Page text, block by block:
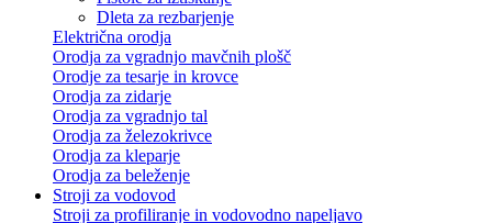
Dleta za rezbarjenje
Električna orodja
Orodja za vgradnjo mavčnih plošč
Orodje za tesarje in krovce
Orodja za zidarje
Orodja za vgradnjo tal
Orodja za železokrivce
Orodja za kleparje
Orodja za beleženje
Stroji za vodovod
Stroji za profiliranje in vodovodno napeljavo